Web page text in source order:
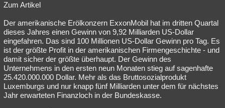
Zum Artikel
Der amerikanische Erölkonzern ExxonMobil hat im dritten Quartal
dieses Jahres einen Gewinn von 9,92 Milliarden US-Dollar
eingefahren. Das sind 100 Millionen US-Dollar Gewinn pro Tag. Es
ist der größte Profit in der amerikanischen Firmengeschichte - und
damit sicher der größte überhaupt. Der Gewinn des
Unternehmens in den ersten neun Monaten stieg auf sagenhafte
25.420.000.000 Dollar. Mehr als das Bruttosozialprodukt
Luxemburgs und nur knapp fünf Milliarden unter dem für nächstes
Jahr erwarteten Finanzloch in der Bundeskasse.